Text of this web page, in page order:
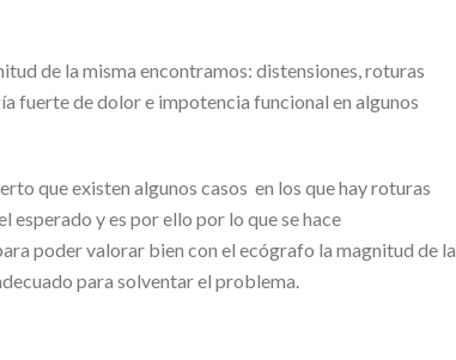
de la misma encontramos: distensiones, roturas
fuerte de dolor e impotencia funcional en algunos
que existen algunos casos en los que hay roturas
esperado y es por ello por lo que se hace
poder valorar bien con el ecógrafo la magnitud de la
para solventar el problema.